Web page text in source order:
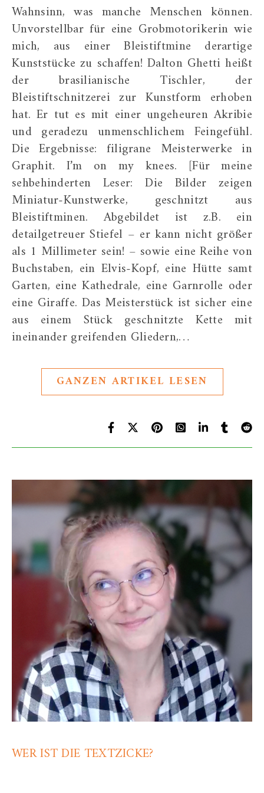
Wahnsinn, was manche Menschen können.
Unvorstellbar für eine Grobmotorikerin wie
mich, aus einer Bleistiftmine derartige
Kunststücke zu schaffen! Dalton Ghetti heißt
der brasilianische Tischler, der
Bleistiftschnitzerei zur Kunstform erhoben
hat. Er tut es mit einer ungeheuren Akribie
und geradezu unmenschlichem Feingefühl.
Die Ergebnisse: filigrane Meisterwerke in
Graphit. I’m on my knees. [Für meine
sehbehinderten Leser: Die Bilder zeigen
Miniatur-Kunstwerke, geschnitzt aus
Bleistiftminen. Abgebildet ist z.B. ein
detailgetreuer Stiefel – er kann nicht größer
als 1 Millimeter sein! – sowie eine Reihe von
Buchstaben, ein Elvis-Kopf, eine Hütte samt
Garten, eine Kathedrale, eine Garnrolle oder
eine Giraffe. Das Meisterstück ist sicher eine
aus einem Stück geschnitzte Kette mit
ineinander greifenden Gliedern,…
GANZEN ARTIKEL LESEN
WER IST DIE TEXTZICKE?